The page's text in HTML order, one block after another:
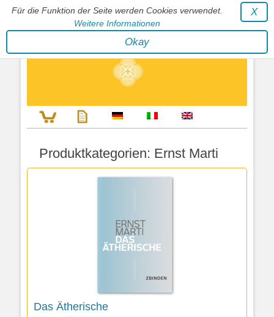
Für die Funktion der Seite werden Cookies verwendet.
Weitere Informationen
X
Okay
Stephan Wunderlich Verlag
Literatur zur Förderung der Gestaltfähigkeit des Lebens
Produktkategorien: Ernst Marti
Das Ätherische